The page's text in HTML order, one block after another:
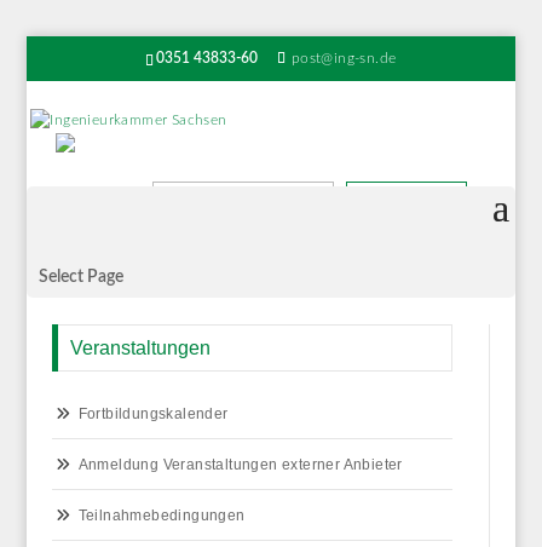
0351 43833-60 post@ing-sn.de
Select Page
Veranstaltungen
Fortbildungskalender
Anmeldung Veranstaltungen externer Anbieter
Teilnahmebedingungen